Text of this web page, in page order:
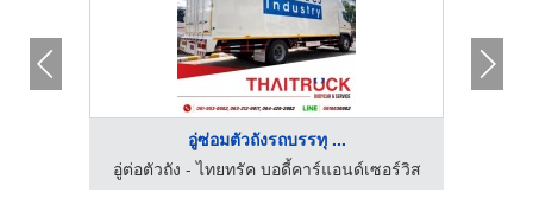
อู่ซ่อมตัวถังรถบรรทุ ...
อู่ต่อตัวถัง - ไทยทรัค บอดี้คาร์แอนด์เซอร์วิส